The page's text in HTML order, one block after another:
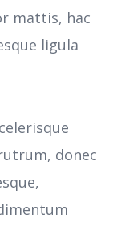
mattis, hac
ligula
donec